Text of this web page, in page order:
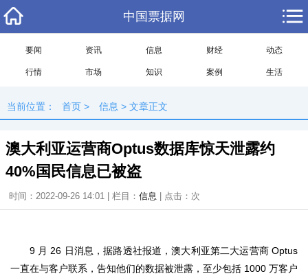
中国票据网
要闻 资讯 信息 财经 动态
行情 市场 知识 案例 生活
当前位置： 首页 > 信息 > 文章正文
澳大利亚运营商Optus数据库惊天泄露约
40%国民信息已被盗
时间：2022-09-26 14:01 | 栏目： 信息 | 点击： 次
9 月 26 日消息，据路透社报道，澳大利亚第二大运营商 Optus
一直在与客户联系，告知他们的数据被泄露，至少包括 1000 万客户